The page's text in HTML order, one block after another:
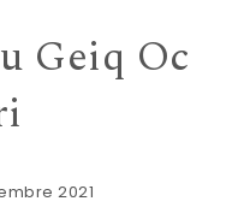
Geiq Oc
2021